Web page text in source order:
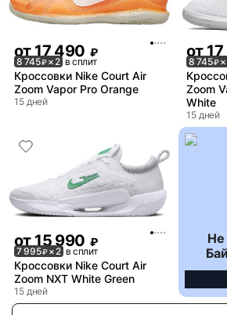
от 17 490 ₽
8 745₽× 2 в сплит
Кроссовки Nike Court Air
Zoom Vapor Pro Orange
15 дней
от
8 745₽×
Zoom
White
15 дней
от15 990 ₽
7 995₽× 2 в сплит
Кроссовки Nike Court Air
Zoom NXT White Green
15 дней
Не